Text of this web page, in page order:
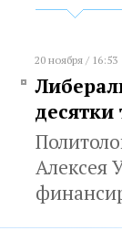
20 ноября / 16:53
Алексея